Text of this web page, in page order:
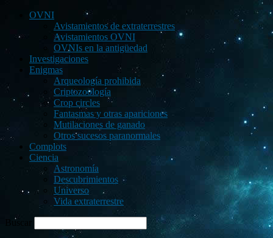
OVNI
Avistamientos de extraterrestres
Avistamientos OVNI
OVNIs en la antigüedad
Investigaciones
Enigmas
Arqueología prohibida
Criptozoología
Crop circles
Fantasmas y otras apariciones
Mutilaciones de ganado
Otros sucesos paranormales
Complots
Ciencia
Astronomía
Descubrimientos
Universo
Vida extraterrestre
Buscar